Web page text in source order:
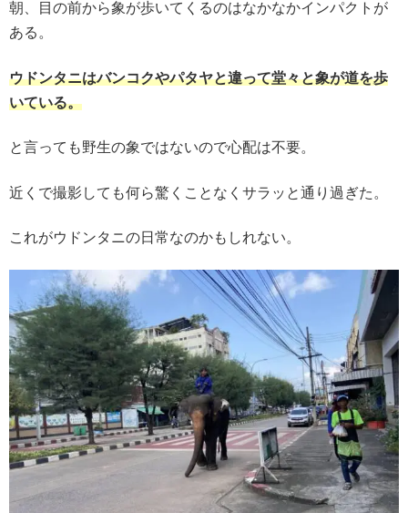
朝、目の前から象が歩いてくるのはなかなかインパクトが
ある。
ウドンタニはバンコクやパタヤと違って堂々と象が道を歩
いている。
と言っても野生の象ではないので心配は不要。
近くで撮影しても何ら驚くことなくサラッと通り過ぎた。
これがウドンタニの日常なのかもしれない。